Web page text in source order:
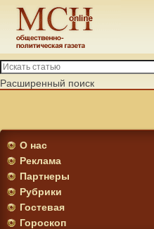
Расширенный поиск
О нас
Реклама
Партнеры
Рубрики
Гостевая
Гороскоп